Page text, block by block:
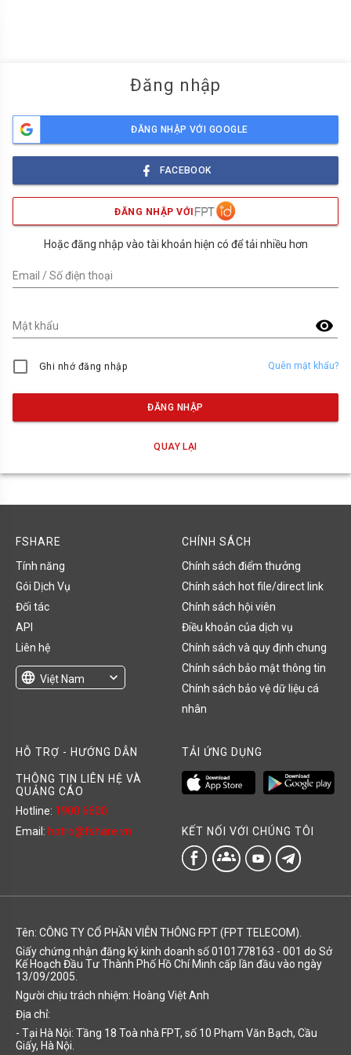
Đăng nhập
ĐĂNG NHẬP VỚI GOOGLE
FACEBOOK
ĐĂNG NHẬP VỚI
Hoặc đăng nhập vào tài khoản hiện có để tải nhiều hơn
Email / Số điện thoại
visibility
Mật khẩu
Ghi nhớ đăng nhập Quên mật khẩu?
ĐĂNG NHẬP
QUAY LẠI
FSHARE
Tính năng
Gói Dịch Vụ
Đối tác
API
Liên hệ
language Việt Nam
expand_more
CHÍNH SÁCH
Chính sách điểm thưởng
Chính sách hot file/direct link
Chính sách hội viên
Điều khoản của dịch vụ
Chính sách và quy định chung
Chính sách bảo mật thông tin
Chính sách bảo vệ dữ liệu cá
nhân
HỖ TRỢ - HƯỚNG DẪN
THÔNG TIN LIÊN HỆ VÀ
QUẢNG CÁO
Hotline: 1900 6600
Email: hotro@fshare.vn
TẢI ỨNG DỤNG
KẾT NỐI VỚI CHÚNG TÔI
groups
Tên: CÔNG TY CỔ PHẦN VIỄN THÔNG FPT (FPT TELECOM).
Giấy chứng nhận đăng ký kinh doanh số 0101778163 - 001 do Sở
Kế Hoạch Đầu Tư Thành Phố Hồ Chí Minh cấp lần đầu vào ngày
13/09/2005.
Người chịu trách nhiệm: Hoàng Việt Anh
Địa chỉ:
- Tại Hà Nội: Tầng 18 Toà nhà FPT, số 10 Phạm Văn Bạch, Cầu
Giấy, Hà Nội.